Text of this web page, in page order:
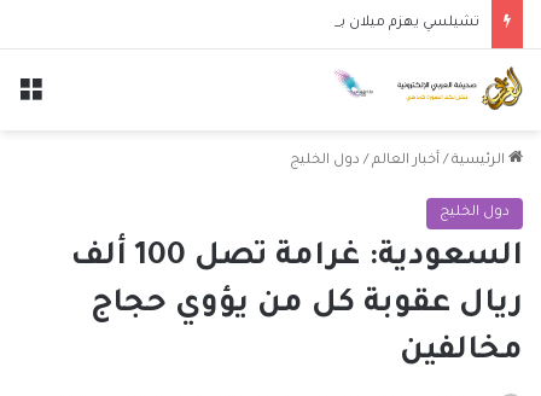
تشيلسي يهزم ميلان بثلاثية نظيفة في جاكرتا
الرئيسية / أخبار العالم / دول الخليج
دول الخليج
السعودية: غرامة تصل 100 ألف
ريال عقوبة كل من يؤوي حجاج
مخالفين